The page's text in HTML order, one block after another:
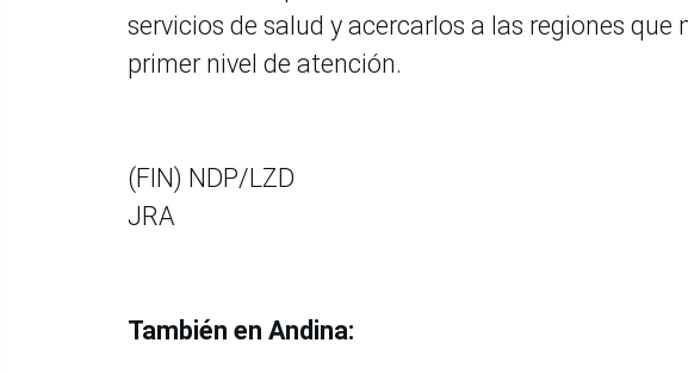
servicios de salud y acercarlos a las regiones
primer nivel de atención.
(FIN) NDP/LZD
JRA
También en Andina: